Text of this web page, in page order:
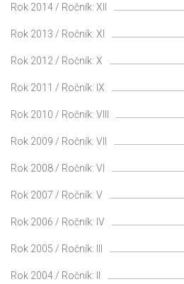
Rok 2014 / Ročník: XII
Rok 2013 / Ročník: XI
Rok 2012 / Ročník: X
Rok 2011 / Ročník: IX
Rok 2010 / Ročník: VIII
Rok 2009 / Ročník: VII
Rok 2008 / Ročník: VI
Rok 2007 / Ročník: V
Rok 2006 / Ročník: IV
Rok 2005 / Ročník: III
Rok 2004 / Ročník: II